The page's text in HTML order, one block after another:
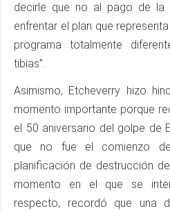
decirle que no al pago de la
enfrentar el plan que
programa totalmente
tibias”.
Asimismo, Etcheverry hizo
momento importante porque
el 50 aniversario del golpe de
que no fue el comienzo
planificación de destrucción
momento en el que se
respecto, recordó que una